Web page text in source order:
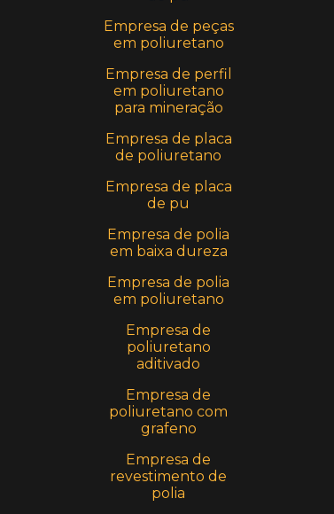
Empresa de peças
em poliuretano
Empresa de perfil
em poliuretano
para mineração
Empresa de placa
de poliuretano
Empresa de placa
de pu
Empresa de polia
em baixa dureza
Empresa de polia
em poliuretano
Empresa de
poliuretano
aditivado
Empresa de
poliuretano com
grafeno
Empresa de
revestimento de
polia